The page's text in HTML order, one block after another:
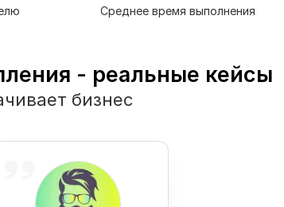
Среднее время выполнения
- реальные кейсы
бизнес